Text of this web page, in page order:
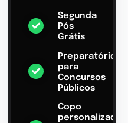
Segunda
Pós
Grátis
Preparatório
para
Concursos
Públicos
Copo
personalizado,